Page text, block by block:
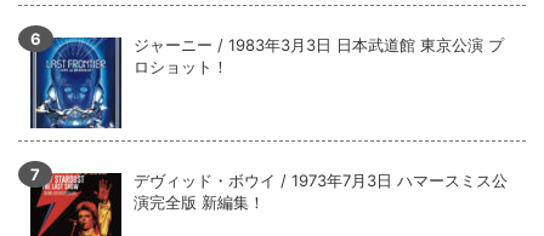
ジャーニー / 1983年3月3日 日本武道館 東京公演 プ
ロショット！
デヴィッド・ボウイ / 1973年7月3日 ハマースミス公
演完全版 新編集！